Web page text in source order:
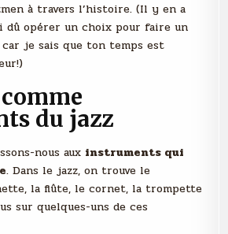
à travers l’histoire. (Il y en a
dû opérer un choix pour faire un
je sais que ton temps est
du jazz
nous aux instruments qui
. Dans le jazz, on trouve le
la flûte, le cornet, la trompette
sur quelques-uns de ces